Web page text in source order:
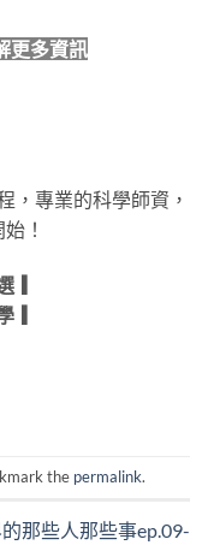
更多資訊
，專業的科學師資，
！
▎
▎
the permalink.
那些人那些事ep.09-